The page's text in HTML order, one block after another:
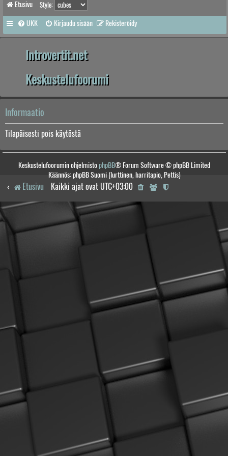
Etusivu Style:
UKK Kirjaudu sisään Rekisteröidy
Introvertit.net
Keskustelufoorumi
Informaatio
Tilapäisesti pois käytöstä
Keskustelufoorumin ohjelmistophpBB® Forum Software © phpBB Limited
Käännös: phpBB Suomi (lurttinen, harritapio, Pettis)
Etusivu Kaikki ajat ovat UTC+03:00